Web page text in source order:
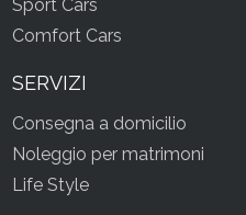
Sport Cars
Comfort Cars
SERVIZI
Consegna a domicilio
Noleggio per matrimoni
Life Style